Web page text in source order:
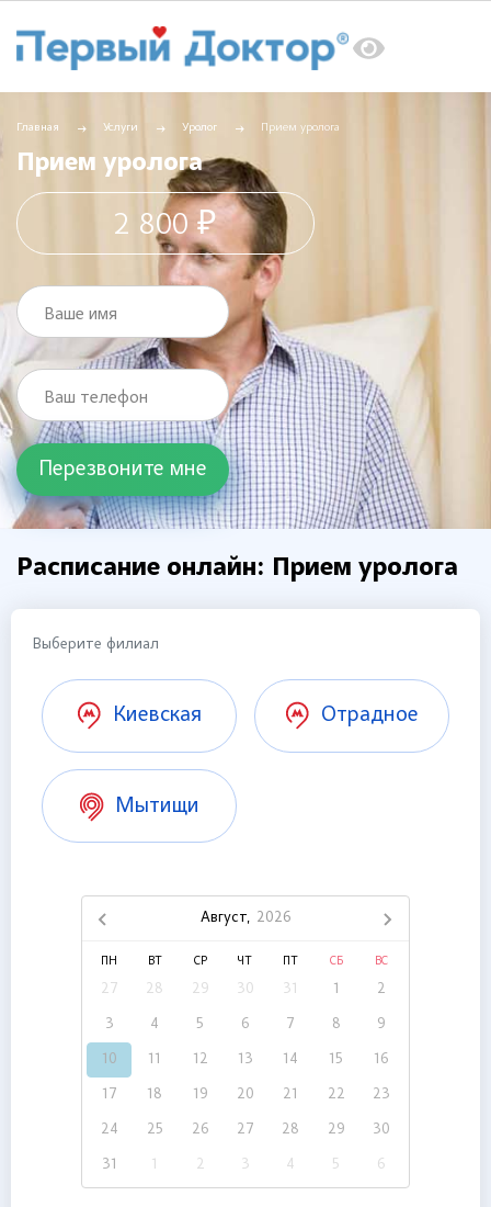
Главная Услуги Уролог Прием уролога
Прием уролога
2 800 ₽
Ваше имя
Ваш телефон
Расписание онлайн: Прием уролога
Выберите филиал
Киевская Отрадное
Мытищи
Август, 2026
ПН ВТ СР ЧТ СБ ВС
27 28 29 30 31 1 2
3 4 5 6 7 8 9
10 11 12 13 14 15 16
17 18 19 20 21 22 23
24 25 26 27 28 29 30
31 1 2 3 4 5 6